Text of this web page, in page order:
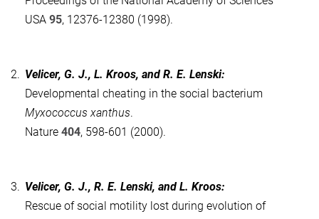
USA 95, 12376-12380 (1998).
2. Velicer, G. J., L. Kroos, and R. E. Lenski:
Developmental cheating in the social bacterium
Myxococcus xanthus.
Nature 404, 598-601 (2000).
3. Velicer, G. J., R. E. Lenski, and L. Kroos:
Rescue of social motility lost during evolution of